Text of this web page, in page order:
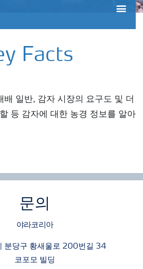
Facts
배 일반, 감자 시장의 요구도 및 더
등 감자에 대한 농경 정보를 알아
문의
야라코리아
분당구 황새울로 200번길 34
코포모 빌딩